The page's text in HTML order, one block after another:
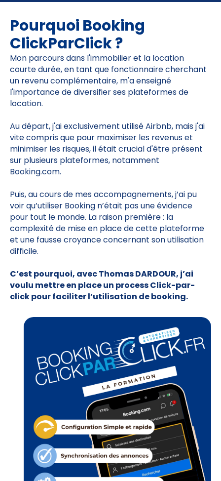
Pourquoi Booking
ClickParClick ?
Mon parcours dans l'immobilier et la location
courte durée, en tant que fonctionnaire cherchant
un revenu complémentaire, m'a enseigné
l'importance de diversifier ses plateformes de
location.
Au départ, j'ai exclusivement utilisé Airbnb, mais j'ai
vite compris que pour maximiser les revenus et
minimiser les risques, il était crucial d'être présent
sur plusieurs plateformes, notamment
Booking.com.
Puis, au cours de mes accompagnements, j’ai pu
voir qu’utiliser Booking n’était pas une évidence
pour tout le monde. La raison première : la
complexité de mise en place de cette plateforme
et une fausse croyance concernant son utilisation
difficile.
C’est pourquoi, avec Thomas DARDOUR, j’ai
voulu mettre en place un process Click-par-
click pour faciliter l’utilisation de booking.